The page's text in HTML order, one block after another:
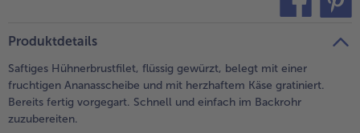
Produktdetails
Saftiges Hühnerbrustfilet, flüssig gewürzt, belegt mit einer
fruchtigen Ananasscheibe und mit herzhaftem Käse gratiniert.
Bereits fertig vorgegart. Schnell und einfach im Backrohr
zuzubereiten.